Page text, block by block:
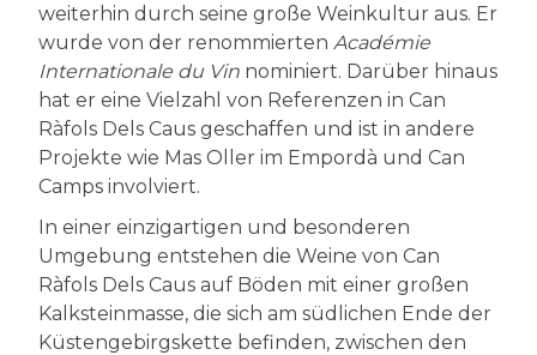
weiterhin durch seine große Weinkultur aus. Er
wurde von der renommierten Académie
Internationale du Vin nominiert. Darüber hinaus
hat er eine Vielzahl von Referenzen in Can
Ràfols Dels Caus geschaffen und ist in andere
Projekte wie Mas Oller im Empordà und Can
Camps involviert.
In einer einzigartigen und besonderen
Umgebung entstehen die Weine von Can
Ràfols Dels Caus auf Böden mit einer großen
Kalksteinmasse, die sich am südlichen Ende der
Küstengebirgskette befinden, zwischen den